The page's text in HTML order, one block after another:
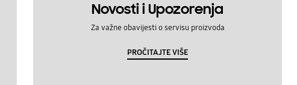
Novosti i Upozorenja
Za važne obavijesti o servisu proizvoda
PROČITAJTE VIŠE